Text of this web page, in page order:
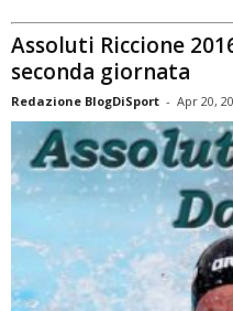
Assoluti Riccione
seconda giornata
Redazione BlogDiSport - Apr 20,